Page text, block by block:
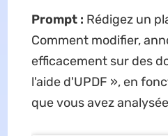
Prompt : Rédigez un
Comment modifier,
efficacement sur des
l'aide d'UPDF », en
que vous avez